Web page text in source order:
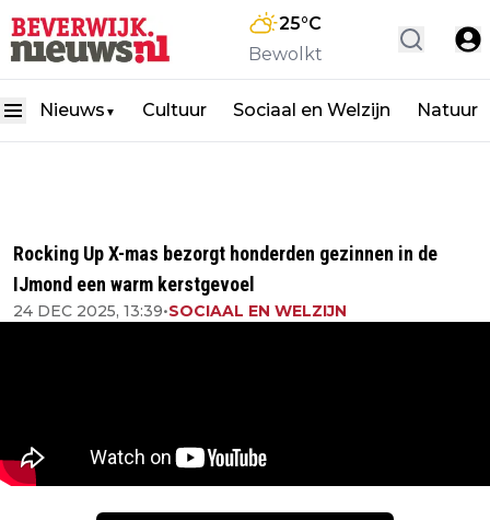
25°C
Bewolkt
Nieuws ▼ Cultuur Sociaal en Welzijn Natuur
Rocking Up X-mas bezorgt honderden gezinnen in de
IJmond een warm kerstgevoel
24 DEC 2025, 13:39•SOCIAAL EN WELZIJN